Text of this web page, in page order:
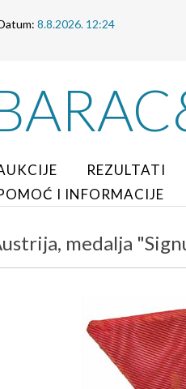
8.8.2026. 12:24
REZULTATI
I INFORMACIJE
medalja